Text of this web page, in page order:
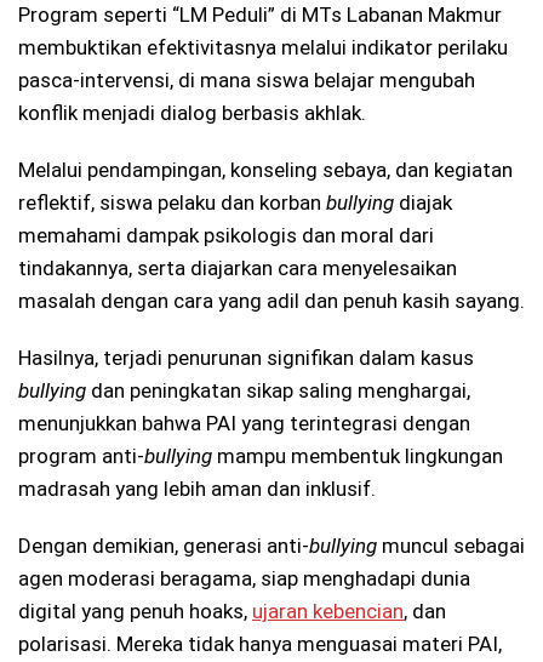
Program seperti “LM Peduli” di MTs Labanan Makmur
membuktikan efektivitasnya melalui indikator perilaku
pasca-intervensi, di mana siswa belajar mengubah
konflik menjadi dialog berbasis akhlak.
Melalui pendampingan, konseling sebaya, dan kegiatan
reflektif, siswa pelaku dan korban bullying diajak
memahami dampak psikologis dan moral dari
tindakannya, serta diajarkan cara menyelesaikan
masalah dengan cara yang adil dan penuh kasih sayang.
Hasilnya, terjadi penurunan signifikan dalam kasus
bullying dan peningkatan sikap saling menghargai,
menunjukkan bahwa PAI yang terintegrasi dengan
program anti-bullying mampu membentuk lingkungan
madrasah yang lebih aman dan inklusif.
Dengan demikian, generasi anti-bullying muncul sebagai
agen moderasi beragama, siap menghadapi dunia
digital yang penuh hoaks, ujaran kebencian, dan
polarisasi. Mereka tidak hanya menguasai materi PAI,